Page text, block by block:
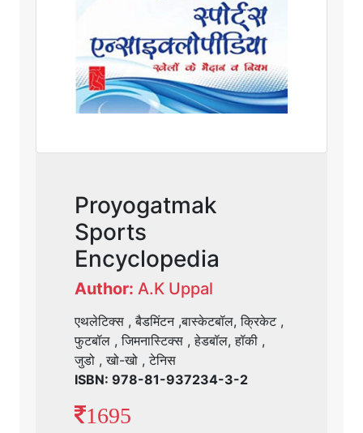
Proyogatmak
Sports
Encyclopedia
Author: A.K Uppal
एथलेटिक्स , बैडमिंटन ,बास्केटबॉल, क्रिकेट ,
फुटबॉल , जिमनास्टिक्स , हेडबॉल, हॉकी ,
जुडो , खो-खो , टेनिस
ISBN: 978-81-937234-3-2
1695